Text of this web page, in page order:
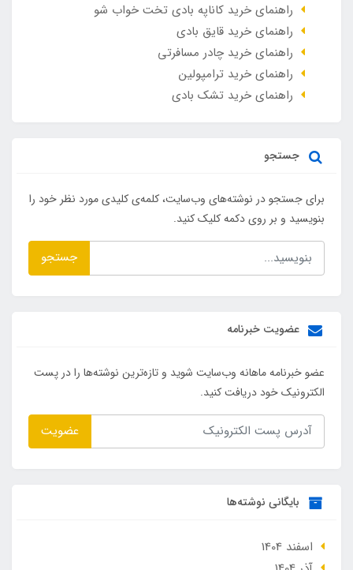
راهنمای خرید کاناپه بادی تخت خواب شو
راهنمای خرید قایق بادی
راهنمای خرید چادر مسافرتی
راهنمای خرید ترامپولین
راهنمای خرید تشک بادی
جستجو
برای جستجو در نوشته‌های وب‌سایت، کلمه‌ی کلیدی مورد نظر خود را
بنویسید و بر روی دکمه کلیک کنید.
جستجو
عضویت خبرنامه
عضو خبرنامه ماهانه وب‌سایت شوید و تازه‌ترین نوشته‌ها را در پست
الکترونیک خود دریافت کنید.
عضویت
بایگانی نوشته‌ها
اسفند 1404